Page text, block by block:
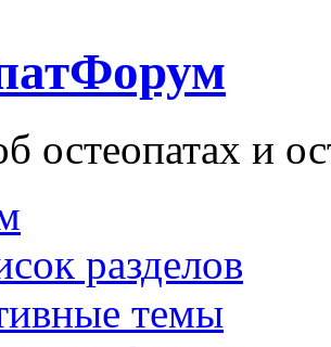
остеопатах и
разделов
темы